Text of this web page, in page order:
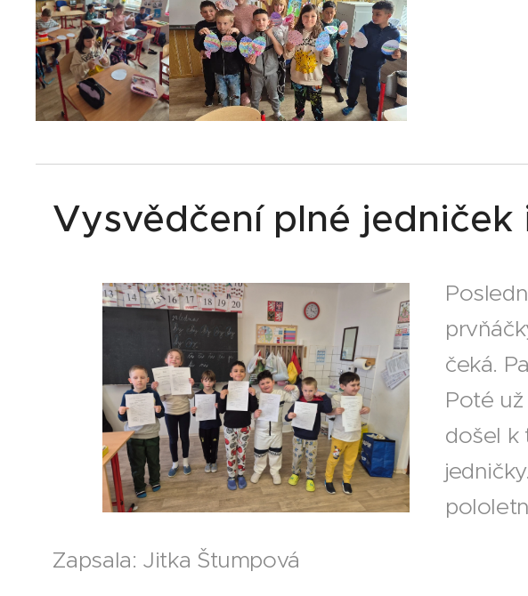
Vysvědčení plné jedniček
čeká.
Poté
došel k
Zapsala: Jitka Štumpová